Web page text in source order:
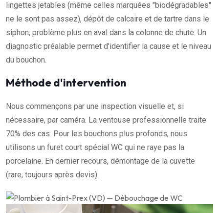
lingettes jetables (même celles marquées "biodégradables"
ne le sont pas assez), dépôt de calcaire et de tartre dans le
siphon, problème plus en aval dans la colonne de chute. Un
diagnostic préalable permet d'identifier la cause et le niveau
du bouchon.
Méthode d'intervention
Nous commençons par une inspection visuelle et, si
nécessaire, par caméra. La ventouse professionnelle traite
70% des cas. Pour les bouchons plus profonds, nous
utilisons un furet court spécial WC qui ne raye pas la
porcelaine. En dernier recours, démontage de la cuvette
(rare, toujours après devis).